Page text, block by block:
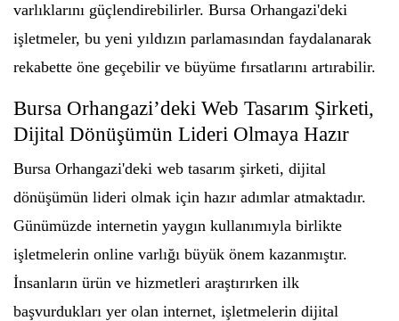
varlıklarını güçlendirebilirler. Bursa Orhangazi'deki
işletmeler, bu yeni yıldızın parlamasından faydalanarak
rekabette öne geçebilir ve büyüme fırsatlarını artırabilir.
Bursa Orhangazi’deki Web Tasarım Şirketi,
Dijital Dönüşümün Lideri Olmaya Hazır
Bursa Orhangazi'deki web tasarım şirketi, dijital
dönüşümün lideri olmak için hazır adımlar atmaktadır.
Günümüzde internetin yaygın kullanımıyla birlikte
işletmelerin online varlığı büyük önem kazanmıştır.
İnsanların ürün ve hizmetleri araştırırken ilk
başvurdukları yer olan internet, işletmelerin dijital